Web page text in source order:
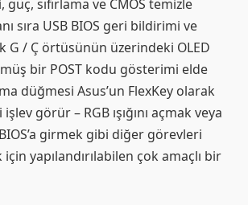
sıfırlama ve CMOS temizle
sıra USB BIOS geri bildirimi ve
G / Ç örtüsünün üzerindeki OLED
bir POST kodu gösterimi elde
düğmesi Asus’un FlexKey olarak
görür – RGB ışığını açmak veya
girmek gibi diğer görevleri
yapılandırılabilen çok amaçlı bir